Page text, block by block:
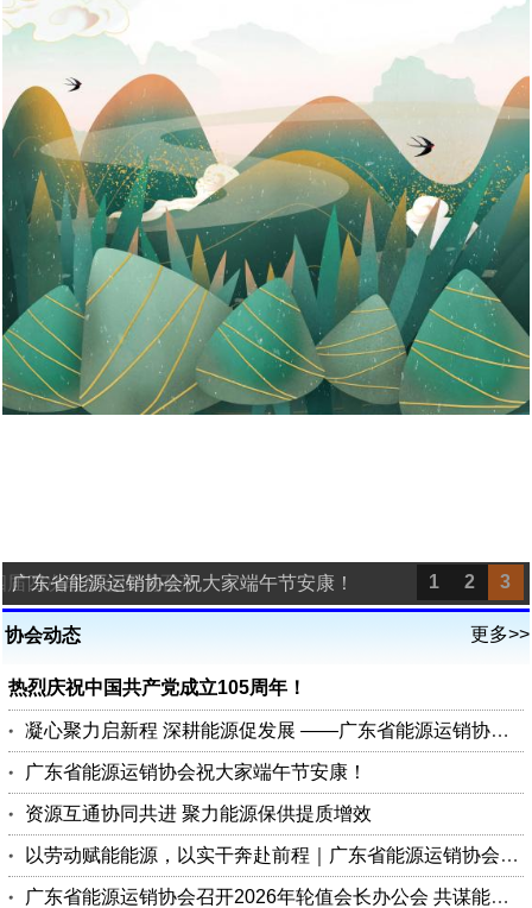
1 2 3
四次理事会圆满召开
广东省能源运销协会祝大家端午节安康！
更多>>
协会动态
热烈庆祝中国共产党成立105周年！
凝心聚力启新程 深耕能源促发展 ——广东省能源运销协会第四届四次理事会圆满召开
广东省能源运销协会祝大家端午节安康！
资源互通协同共进 聚力能源保供提质增效
以劳动赋能能源，以实干奔赴前程｜广东省能源运销协会祝您五一劳动节快乐
广东省能源运销协会召开2026年轮值会长办公会 共谋能源行业高质量发展